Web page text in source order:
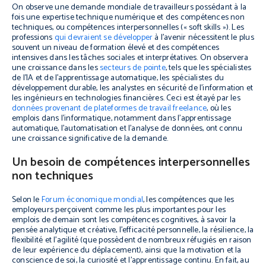
On observe une demande mondiale de travailleurs possédant à la
fois une expertise technique numérique et des compétences non
techniques, ou compétences interpersonnelles (« soft skills »). Les
professionsqui devraient se développerà l’avenir nécessitent le plus
souvent un niveau de formation élevé et des compétences
intensives dans les tâches sociales et interprétatives. On observera
une croissance dans lessecteurs de pointe, tels que les spécialistes
de l’IA et de l’apprentissage automatique, les spécialistes du
développement durable, les analystes en sécurité de l’information et
les ingénieurs en technologies financières. Ceci est étayé par les
données provenant de plateformes de travail freelance, où les
emplois dans l’informatique, notamment dans l’apprentissage
automatique, l’automatisation et l’analyse de données, ont connu
une croissance significative de la demande.
Un besoin de compétences interpersonnelles
non techniques
Selon leForum économique mondial, les compétences que les
employeurs perçoivent comme les plus importantes pour les
emplois de demain sont les compétences cognitives, à savoir la
pensée analytique et créative, l’efficacité personnelle, la résilience, la
flexibilité et l’agilité (que possèdent de nombreux réfugiés en raison
de leur expérience du déplacement), ainsi que la motivation et la
conscience de soi, la curiosité et l’apprentissage continu. En fait, au